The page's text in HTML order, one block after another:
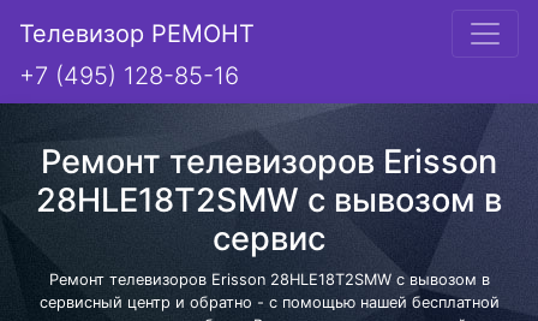
Телевизор РЕМОНТ
+7 (495) 128-85-16
Ремонт телевизоров Erisson
28HLE18T2SMW с вывозом в
сервис
Ремонт телевизоров Erisson 28HLE18T2SMW с вывозом в
сервисный центр и обратно - с помощью нашей бесплатной